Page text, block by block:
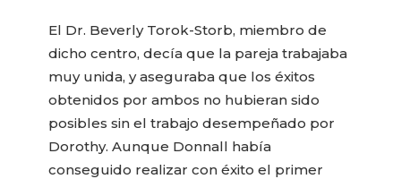
El Dr. Beverly Torok-Storb, miembro de
dicho centro, decía que la pareja trabajaba
muy unida, y aseguraba que los éxitos
obtenidos por ambos no hubieran sido
posibles sin el trabajo desempeñado por
Dorothy. Aunque Donnall había
conseguido realizar con éxito el primer